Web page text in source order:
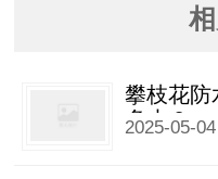
攀枝花防
多少？
2025-05-04